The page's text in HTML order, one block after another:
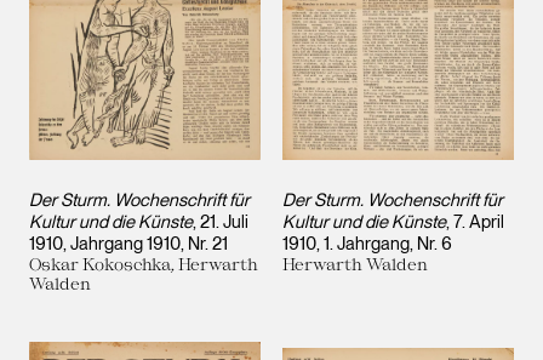
Der Sturm. Wochenschrift für
Kultur und die Künste, 21. Juli
1910, Jahrgang 1910, Nr. 21
Oskar Kokoschka, Herwarth
Walden
Der Sturm. Wochenschrift für
Kultur und die Künste, 7. April
1910, 1. Jahrgang, Nr. 6
Herwarth Walden